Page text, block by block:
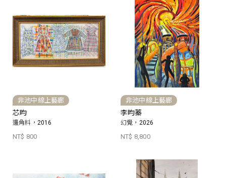
非池中線上藝廊
芯昀
邊角料，2016
NT$ 800
非池中線上藝廊
李昀蓁
幻覺，2026
NT$ 8,800